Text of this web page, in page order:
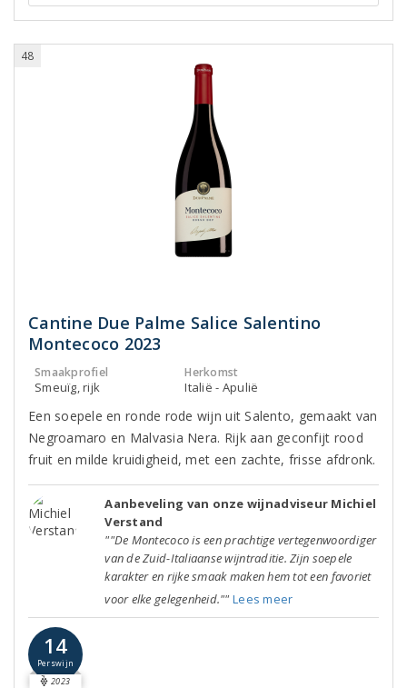
48
Cantine Due Palme Salice Salentino
Montecoco 2023
Smaakprofiel
Smeuïg, rijk
Herkomst
Italië - Apulië
Een soepele en ronde rode wijn uit Salento, gemaakt van
Negroamaro en Malvasia Nera. Rijk aan geconfijt rood
fruit en milde kruidigheid, met een zachte, frisse afdronk.
Aanbeveling van onze wijnadviseur Michiel
Verstand
""De Montecoco is een prachtige vertegenwoordiger
van de Zuid-Italiaanse wijntraditie. Zijn soepele
karakter en rijke smaak maken hem tot een favoriet
voor elke gelegenheid."" Lees meer
14
Perswijn
2023